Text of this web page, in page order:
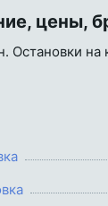
цены,
Остановки на